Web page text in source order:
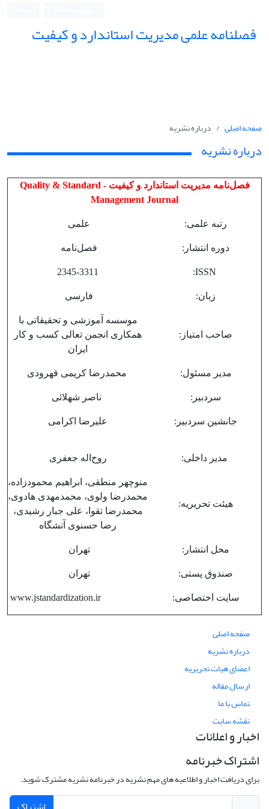
فصلنامه علمی مدیریت استاندارد و کیفیت
صفحه اصلی درباره نشریه
درباره نشریه
فصل‌نامه مدیریت استاندارد و کیفیت - Quality & Standard
Management Journal
رتبه علمی: علمی
دوره انتشار: فصل‌نامه
ISSN:
2345-3311
زبان: فارسی
صاحب امتیاز:
موسسه آموزشی و تحقیقاتی با
همکاری انجمن تعالی کسب و کار
ایران
مدیر مسئول: محمدرضا کریمی قهرودی
سردبیر: ناصر شهلائی
جانشین سردبیر: علیرضا اکرامی
مدیر داخلی: روح‌اله جعفری
هیئت تحریریه:
منوچهر منطقی، ابراهیم محمودزاده،
محمدرضا ولوی، محمدمهدی هادوی،
محمدرضا تقوا، علی جبار رشیدی،
رضا حسنوی آتشگاه
محل انتشار: تهران
صندوق پستی: تهران
سایت اختصاصی: www.jstandardization.ir
صفحه اصلی
درباره نشریه
اعضای هیات تحریریه
ارسال مقاله
تماس با ما
نقشه سایت
اخبار و اعلانات
اشتراک خبرنامه
برای دریافت اخبار و اطلاعیه های مهم نشریه در خبرنامه نشریه مشترک شوید.